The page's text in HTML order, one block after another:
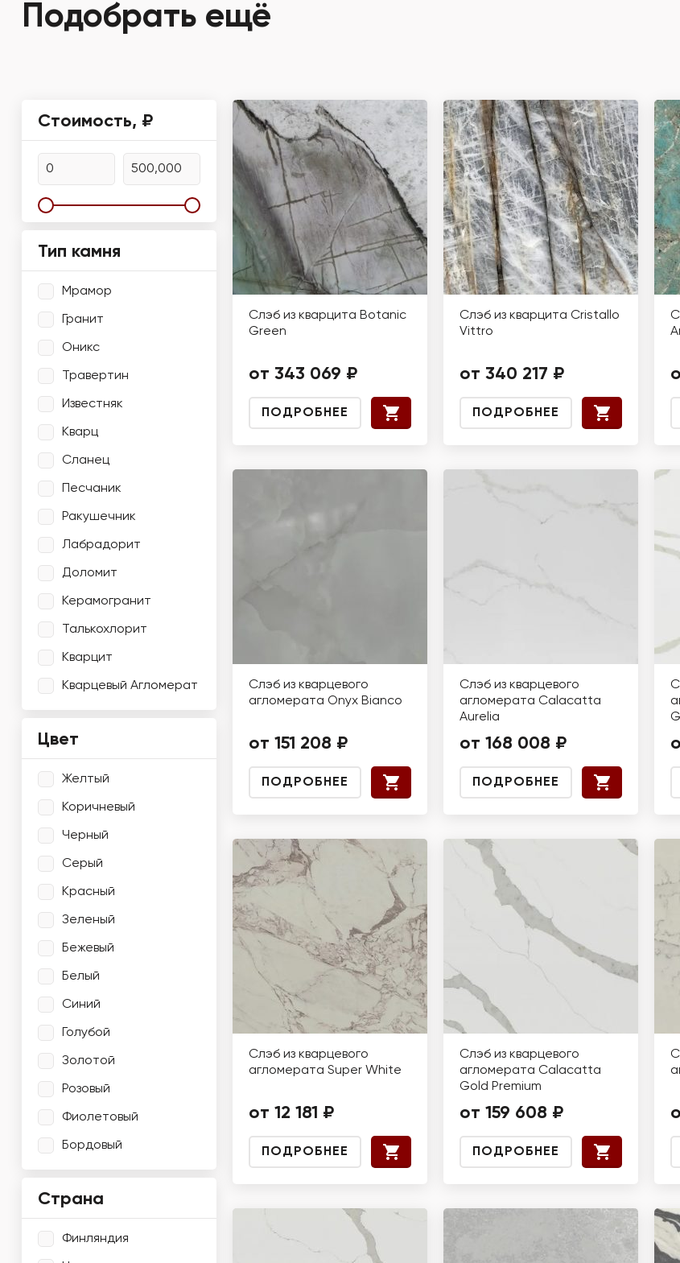
Подобрать ещё
Слэб из кварцита Botanic
Green
от 343 069 ₽
ПОДРОБНЕЕ
Слэб из кварцита Cristallo
Vittro
от 340 217 ₽
ПОДРОБНЕЕ
Слэб из кварцевого
агломерата Onyx Bianco
от 151 208 ₽
ПОДРОБНЕЕ
Слэб из кварцевого
агломерата Calacatta
Aurelia
от 168 008 ₽
ПОДРОБНЕЕ
Слэб из кварцевого
агломерата Super White
от 12 181 ₽
ПОДРОБНЕЕ
Слэб из кварцевого
агломерата Calacatta
Gold Premium
от 159 608 ₽
ПОДРОБНЕЕ
Стоимость, ₽
Тип камня
Мрамор
Гранит
Оникс
Травертин
Известняк
Кварц
Сланец
Песчаник
Ракушечник
Лабрадорит
Доломит
Керамогранит
Талькохлорит
Кварцит
Кварцевый Агломерат
Цвет
Желтый
Коричневый
Черный
Серый
Красный
Зеленый
Бежевый
Белый
Синий
Голубой
Золотой
Розовый
Фиолетовый
Бордовый
Страна
Финляндия